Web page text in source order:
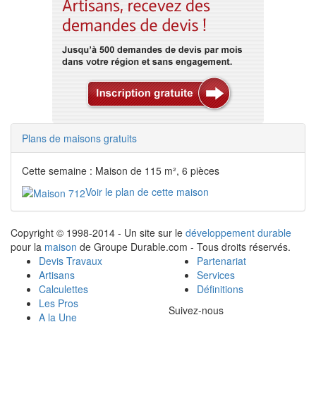
Plans de maisons gratuits
Cette semaine : Maison de 115 m², 6 pièces
Voir le plan de cette maison
Copyright © 1998-2014 - Un site sur le développement durable
pour la maison de Groupe Durable.com - Tous droits réservés.
Devis Travaux
Artisans
Calculettes
Les Pros
A la Une
Partenariat
Services
Définitions
Suivez-nous